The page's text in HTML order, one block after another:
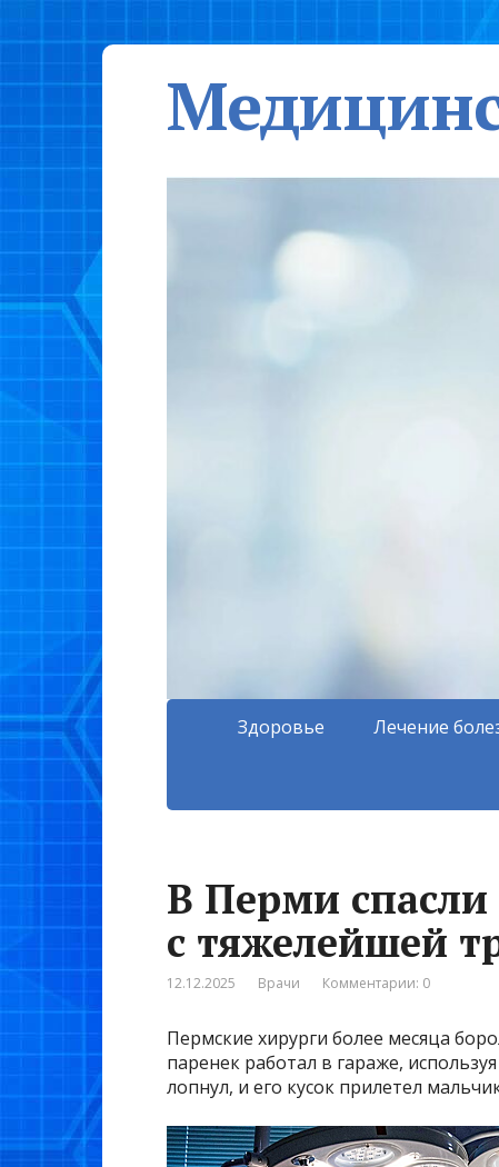
Здоровье Лечение
В Перми спасли
с тяжелейшей
12.12.2025 Врачи Комментарии: 0
Пермские хирурги более месяца
паренек работал в гараже,
лопнул, и его кусок прилетел